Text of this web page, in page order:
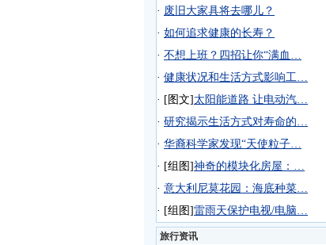
· 废旧大家具将去哪儿？
· 如何追求健康的长寿？
· 不想上班？四招让你“满血…
· 健康状况和生活方式影响工…
· [图文] 太阳能道路 让电动汽…
· 研究揭示生活方式对寿命的…
· 华裔科学家发现“天使粒子…
· [组图]神奇的模块化房屋：…
· 意大利尼莫花园：海底种菜…
· [组图]雷雨天保护电视/电脑…
旅行资讯